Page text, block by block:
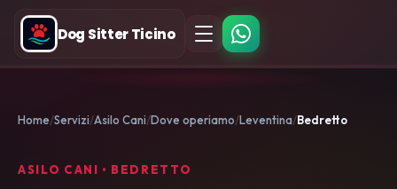
Dog Sitter Ticino
Home Servizi Asilo Cani Dove operiamo Leventina Bedretto
ASILO CANI • BEDRETTO